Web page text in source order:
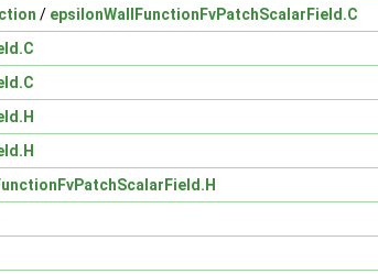
/ epsilonWallFunctionFvPatchScalarField.C